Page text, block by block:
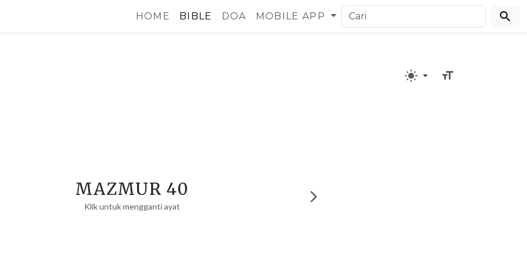
HOME BIBLE DOA MOBILE APP
MAZMUR 40
Klik untuk mengganti ayat